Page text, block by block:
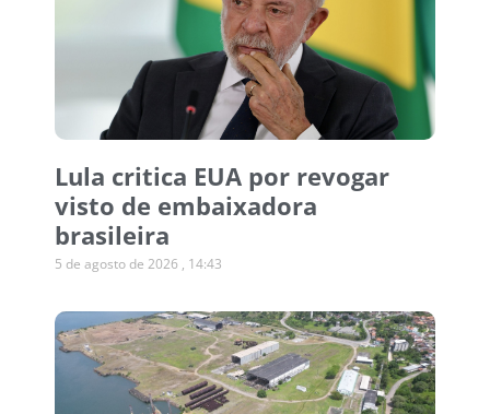
Lula critica EUA por revogar
visto de embaixadora
brasileira
5 de agosto de 2026 14:43